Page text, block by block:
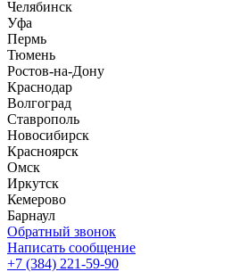
Челябинск
Уфа
Пермь
Тюмень
Ростов-на-Дону
Краснодар
Волгоград
Ставрополь
Новосибирск
Красноярск
Омск
Иркутск
Кемерово
Барнаул
Обратный звонок
Написать сообщение
+7 (384) 221-59-90